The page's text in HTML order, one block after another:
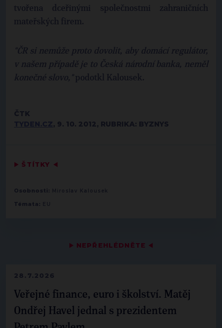
▶ NEPŘEHLÉDNĚTE ◀
28.7.2026
Veřejné finance, euro i školství. Matěj
Ondřej Havel jednal s prezidentem
tvořena dceřinými společnostmi zahraničních
mateřských firem.
"ČR si nemůže proto dovolit, aby domácí regulátor,
v našem případě je to Česká národní banka, neměl
konečné slovo,"podotkl Kalousek.
ČTK
, 9. 10. 2012, RUBRIKA: BYZNYS
▶ ŠTÍTKY ◀
Osobnosti: Miroslav Kalousek
Témata: EU